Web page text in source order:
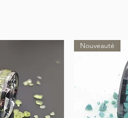
Nouveauté